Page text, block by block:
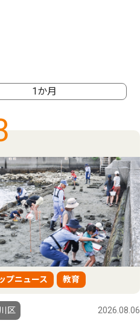
1か月
プニュース 教育
区 2026.08.06